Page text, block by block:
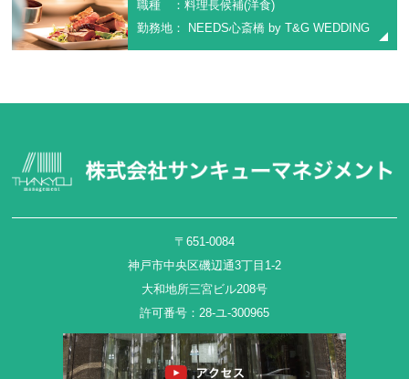
職種 ：料理長候補(洋食)
勤務地： NEEDS心斎橋 by T&G WEDDING
〒651-0084
神戸市中央区磯辺通3丁目1-2
大和地所三宮ビル208号
許可番号：28-ユ-300965